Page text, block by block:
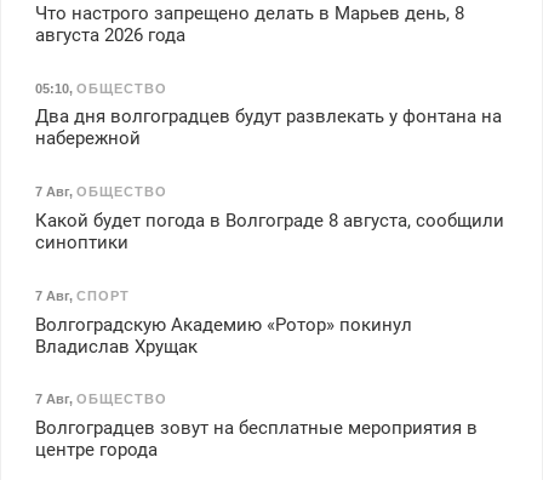
Что настрого запрещено делать в Марьев день, 8
августа 2026 года
05:10, ОБЩЕСТВО
Два дня волгоградцев будут развлекать у фонтана на
набережной
7 Авг, ОБЩЕСТВО
Какой будет погода в Волгограде 8 августа, сообщили
синоптики
7 Авг, СПОРТ
Волгоградскую Академию «Ротор» покинул
Владислав Хрущак
7 Авг, ОБЩЕСТВО
Волгоградцев зовут на бесплатные мероприятия в
центре города